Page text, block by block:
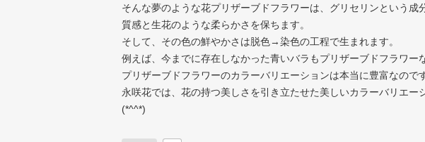
そんな夢のような花プリザーブドフラワーは、グリセリンという
質感と生花のような柔らかさを保ちます。
そして、その色の鮮やかさは脱色→染色の工程で生まれます。
例えば、今までに存在しなかった青いバラもプリザーブドフラワー
プリザーブドフラワーのカラーバリエーションは本当に豊富なのです
永咲花では、花の持つ美しさを引き立たせた美しいカラーバリエー
(*^^*)